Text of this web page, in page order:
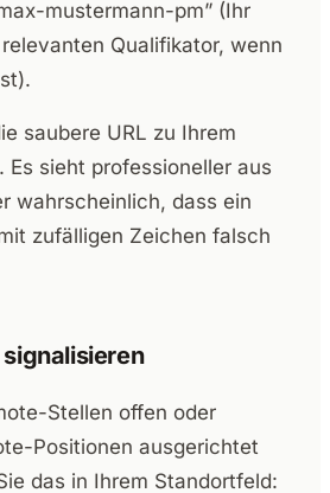
mustermann-pm” (Ihr
Qualifikator, wenn
saubere URL zu Ihrem
Es sieht professioneller aus
wahrscheinlich, dass ein
zufälligen Zeichen falsch
Stellen offen oder
Positionen ausgerichtet
das in Ihrem Standortfeld: